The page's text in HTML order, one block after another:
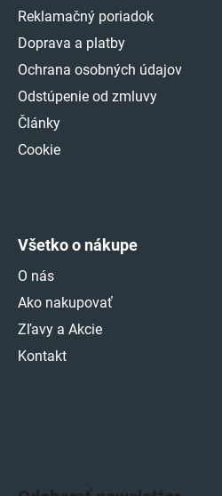
Reklamačný poriadok
Doprava a platby
Ochrana osobných údajov
Odstúpenie od zmluvy
Články
Cookie
Všetko o nákupe
O nás
Ako nakupovať
Zľavy a Akcie
Kontakt